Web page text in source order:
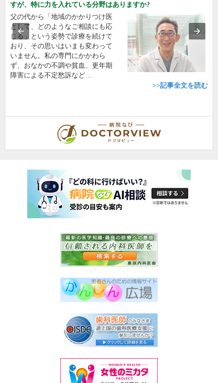
すが、特に力を入れている分野はありますか?
父の代から「地域のかかりつけ医
として、どのようなご相談にも応
じる」という姿勢で診療を続けて
おり、その思いはいまも変わって
いません。私の専門にかかわら
ず、おなかの不調や貧血、更年期
障害による不定愁訴など…
>>記事全文を読む